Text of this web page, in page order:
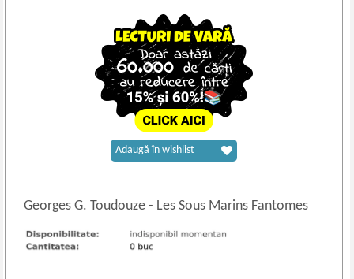
Georges G. Toudouze- Les Sous Marins Fantomes
Adaugă în wishlist